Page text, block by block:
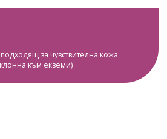
за чувствителна кожа
към екземи)